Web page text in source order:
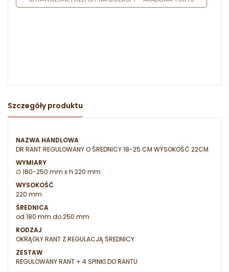
Szczegóły produktu
NAZWA HANDLOWA
DR RANT REGULOWANY O ŚREDNICY 18-25 CM WYSOKOŚĆ 22CM
WYMIARY
∅ 180-250 mm x h 220 mm
WYSOKOŚĆ
220 mm
ŚREDNICA
od 180 mm do 250 mm
RODZAJ
OKRĄGŁY RANT Z REGULACJĄ ŚREDNICY
ZESTAW
REGULOWANY RANT + 4 SPINKI DO RANTU